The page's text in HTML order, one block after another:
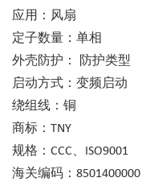
应用：风扇
定子数量：单相
外壳防护： 防护类型
启动方式：变频启动
绕组线：铜
商标：TNY
规格：CCC、ISO9001
海关编码：8501400000